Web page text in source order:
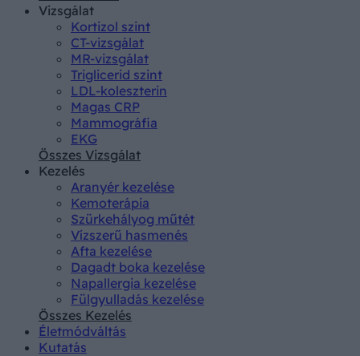
Vizsgálat
Kortizol szint
CT-vizsgálat
MR-vizsgálat
Triglicerid szint
LDL-koleszterin
Magas CRP
Mammográfia
EKG
Összes Vizsgálat
Kezelés
Aranyér kezelése
Kemoterápia
Szürkehályog műtét
Vízszerű hasmenés
Afta kezelése
Dagadt boka kezelése
Napallergia kezelése
Fülgyulladás kezelése
Összes Kezelés
Életmódváltás
Kutatás